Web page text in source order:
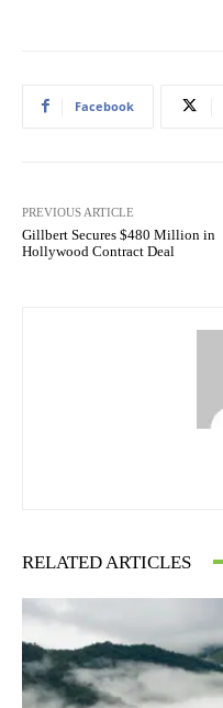
Facebook
PREVIOUS ARTICLE
Gillbert Secures $480 Million in
Hollywood Contract Deal
RELATED ARTICLES